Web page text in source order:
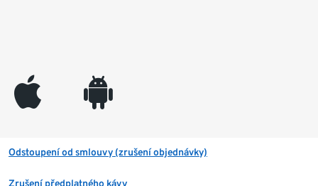
appleinc android
Odstoupení od smlouvy (zrušení objednávky)
Zrušení předplatného kávy